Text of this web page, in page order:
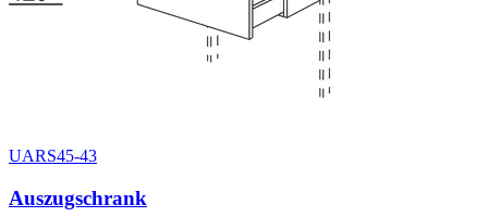
UARS45-43
Auszugschrank